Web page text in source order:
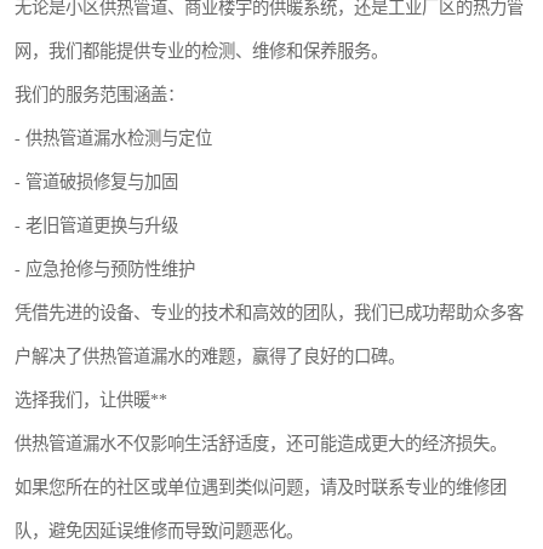
无论是小区供热管道、商业楼宇的供暖系统，还是工业厂区的热力管
网，我们都能提供专业的检测、维修和保养服务。
我们的服务范围涵盖：
- 供热管道漏水检测与定位
- 管道破损修复与加固
- 老旧管道更换与升级
- 应急抢修与预防性维护
凭借先进的设备、专业的技术和高效的团队，我们已成功帮助众多客
户解决了供热管道漏水的难题，赢得了良好的口碑。
选择我们，让供暖**
供热管道漏水不仅影响生活舒适度，还可能造成更大的经济损失。
如果您所在的社区或单位遇到类似问题，请及时联系专业的维修团
队，避免因延误维修而导致问题恶化。